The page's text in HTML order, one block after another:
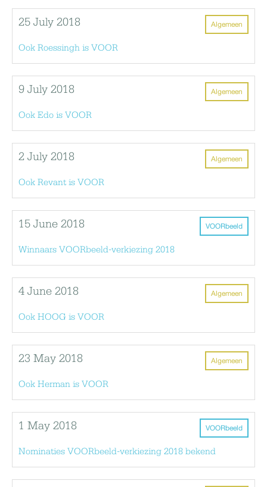
Algemeen
25 July 2018
Ook Roessingh is VOOR
Algemeen
9 July 2018
Ook Edo is VOOR
Algemeen
2 July 2018
Ook Revant is VOOR
VOORbeeld
15 June 2018
Winnaars VOORbeeld-verkiezing 2018
Algemeen
4 June 2018
Ook HOOG is VOOR
Algemeen
23 May 2018
Ook Herman is VOOR
VOORbeeld
1 May 2018
Nominaties VOORbeeld-verkiezing 2018 bekend